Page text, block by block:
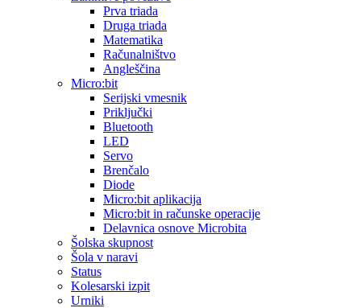
Prva triada
Druga triada
Matematika
Računalništvo
Angleščina
Micro:bit
Serijski vmesnik
Priključki
Bluetooth
LED
Servo
Brenčalo
Diode
Micro:bit aplikacija
Micro:bit in računske operacije
Delavnica osnove Microbita
Šolska skupnost
Šola v naravi
Status
Kolesarski izpit
Urniki